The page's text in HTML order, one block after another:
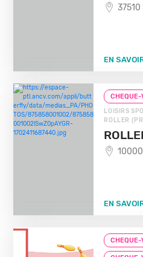
37510
EN
CHEQUE-
LOISIRS
ROLLER
EN
CHEQUE-